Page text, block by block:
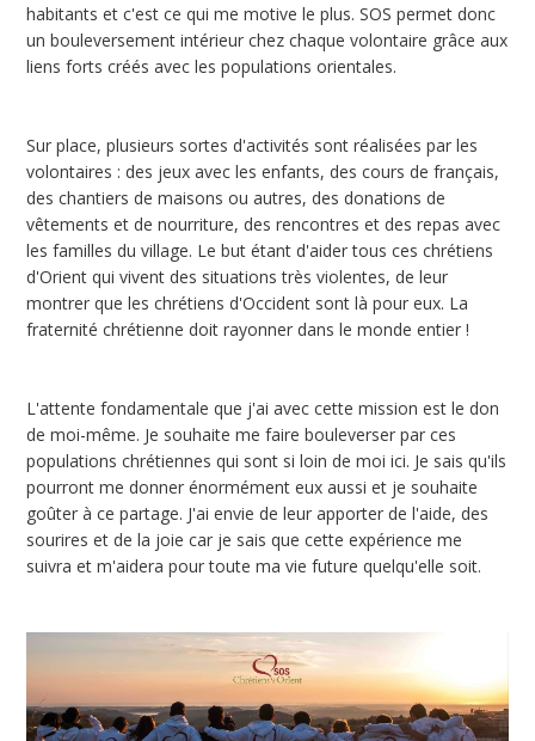
habitants et c'est ce qui me motive le plus. SOS permet donc
un bouleversement intérieur chez chaque volontaire grâce aux
liens forts créés avec les populations orientales.
Sur place, plusieurs sortes d'activités sont réalisées par les
volontaires : des jeux avec les enfants, des cours de français,
des chantiers de maisons ou autres, des donations de
vêtements et de nourriture, des rencontres et des repas avec
les familles du village. Le but étant d'aider tous ces chrétiens
d'Orient qui vivent des situations très violentes, de leur
montrer que les chrétiens d'Occident sont là pour eux. La
fraternité chrétienne doit rayonner dans le monde entier !
L'attente fondamentale que j'ai avec cette mission est le don
de moi-même. Je souhaite me faire bouleverser par ces
populations chrétiennes qui sont si loin de moi ici. Je sais qu'ils
pourront me donner énormément eux aussi et je souhaite
goûter à ce partage. J'ai envie de leur apporter de l'aide, des
sourires et de la joie car je sais que cette expérience me
suivra et m'aidera pour toute ma vie future quelqu'elle soit.